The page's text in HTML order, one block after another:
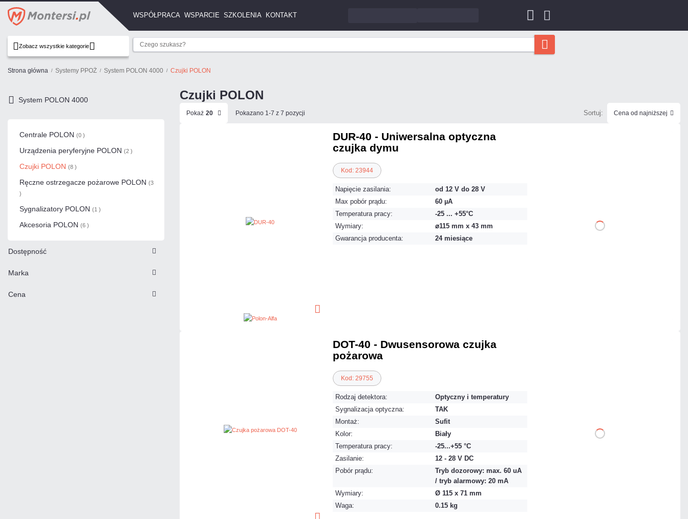
WSPÓŁPRACA WSPARCIE SZKOLENIA KONTAKT
Zobacz wszystkie kategorie
Strona główna Systemy PPOŻ System POLON 4000 Czujki POLON
System POLON 4000
Centrale POLON (0 )
Urządzenia peryferyjne POLON (2 )
Czujki POLON (8 )
Ręczne ostrzegacze pożarowe POLON (3
)
Sygnalizatory POLON (1 )
Akcesoria POLON (6 )
Dostępność
Marka
Cena
Czujki POLON
Pokaż 20 Pokazano 1-7 z 7 pozycji Sortuj: Cena od najniższej
DUR-40 - Uniwersalna optyczna
czujka dymu
Kod: 23944
Napięcie zasilania:
od 12 V do 28 V
Max pobór prądu:
60 µA
Temperatura pracy:
-25 ... +55°C
Wymiary:
⌀115 mm x 43 mm
Gwarancja producenta:
24 miesiące
DO KOSZYKA
DOT-40 - Dwusensorowa czujka
pożarowa
Kod: 29755
Rodzaj detektora:
Optyczny i temperatury
Sygnalizacja optyczna:
TAK
Montaż:
Sufit
Kolor:
Biały
Temperatura pracy:
-25...+55 °C
Zasilanie:
12 - 28 V DC
Pobór prądu:
Tryb dozorowy: max. 60 uA
/ tryb alarmowy: 20 mA
Wymiary:
Ø 115 x 71 mm
Waga:
0.15 kg
DO KOSZYKA